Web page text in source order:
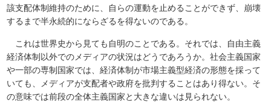
該支配体制維持のために、自らの運動を止めることができず、崩壊
するまで半永続的にならざるを得ないのである。
これは世界史から見ても自明のことである。それでは、自由主義
経済体制以外でのメディアの状況はどうであろうか。社会主義国家
や一部の専制国家では、経済体制が市場主義型経済の形態を採って
いても、メディアが支配者や政府を批判することはあり得ない。そ
の意味では前段の全体主義国家と大きな違いは見られない。